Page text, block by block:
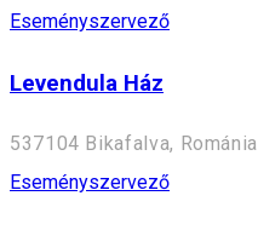
Eseményszervező
Levendula Ház
537104 Bikafalva, Románia
Eseményszervező